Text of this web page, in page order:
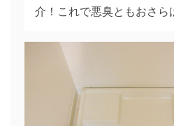
介！これで悪臭ともおさら